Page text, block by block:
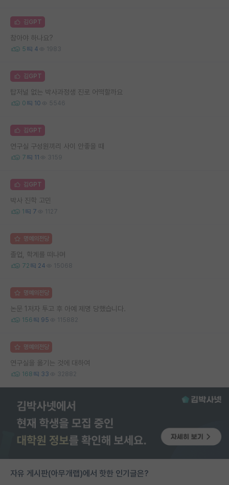
김GPT
참아야 하나요?
5 4 1983
김GPT
탑저널 없는 박사과정생 진로 어떡할까요
0 10 5546
김GPT
연구실 구성원끼리 사이 안좋을 때
7 11 3159
김GPT
박사 진학 고민
1 7 1127
명예의전당
졸업, 학계를 떠나며
72 24 15068
명예의전당
논문 1저자 투고 후 아예 제명 당했습니다.
156 95 115882
명예의전당
연구실을 옮기는 것에 대하여
168 33 32882
자유 게시판(아무개랩)에서 핫한 인기글은?